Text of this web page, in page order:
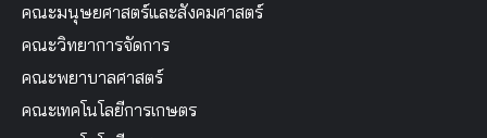
คณะมนุษยศาสตร์และสังคมศาสตร์
คณะวิทยาการจัดการ
คณะพยาบาลศาสตร์
คณะเทคโนโลยีการเกษตร